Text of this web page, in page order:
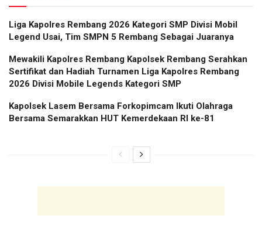
Liga Kapolres Rembang 2026 Kategori SMP Divisi Mobil
Legend Usai, Tim SMPN 5 Rembang Sebagai Juaranya
Mewakili Kapolres Rembang Kapolsek Rembang Serahkan
Sertifikat dan Hadiah Turnamen Liga Kapolres Rembang
2026 Divisi Mobile Legends Kategori SMP
Kapolsek Lasem Bersama Forkopimcam Ikuti Olahraga
Bersama Semarakkan HUT Kemerdekaan RI ke-81